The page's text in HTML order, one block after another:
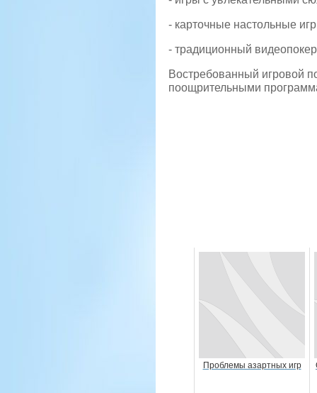
- карточные настольные
- традиционный
Востребованный игровой
поощрительными
Проблемы азартных игр